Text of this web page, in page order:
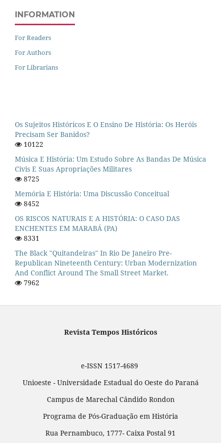
INFORMATION
For Readers
For Authors
For Librarians
Os Sujeitos Históricos E O Ensino De História: Os Heróis
Precisam Ser Banidos?
10122
Música E História: Um Estudo Sobre As Bandas De Música
Civis E Suas Apropriações Militares
8725
Memória E História: Uma Discussão Conceitual
8452
OS RISCOS NATURAIS E A HISTÓRIA: O CASO DAS
ENCHENTES EM MARABÁ (PA)
8331
The Black "quitandeiras" In Rio De Janeiro Pre-
Republican Nineteenth Century: Urban Modernization
And Conflict Around The Small Street Market.
7962
Revista Tempos Históricos
e-ISSN 1517-4689
Unioeste - Universidade Estadual do Oeste do Paraná
Campus de Marechal Cândido Rondon
Programa de Pós-Graduação em História
Rua Pernambuco, 1777- Caixa Postal 91